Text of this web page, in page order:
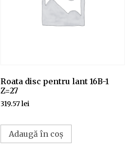
Roata disc pentru lant 16B-1
Z=27
319.57lei
Adaugă în coș